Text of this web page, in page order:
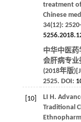
treatment
Chinese
34(12):
中华中医
会肝病专业
(2018年版
2525. DOI:
[10] LI H.
Traditional